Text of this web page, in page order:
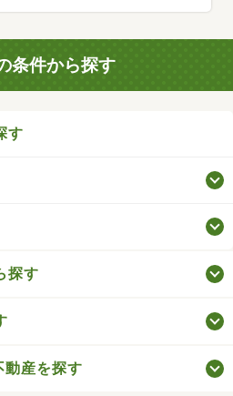
条件から探す
す
探す
産を探す